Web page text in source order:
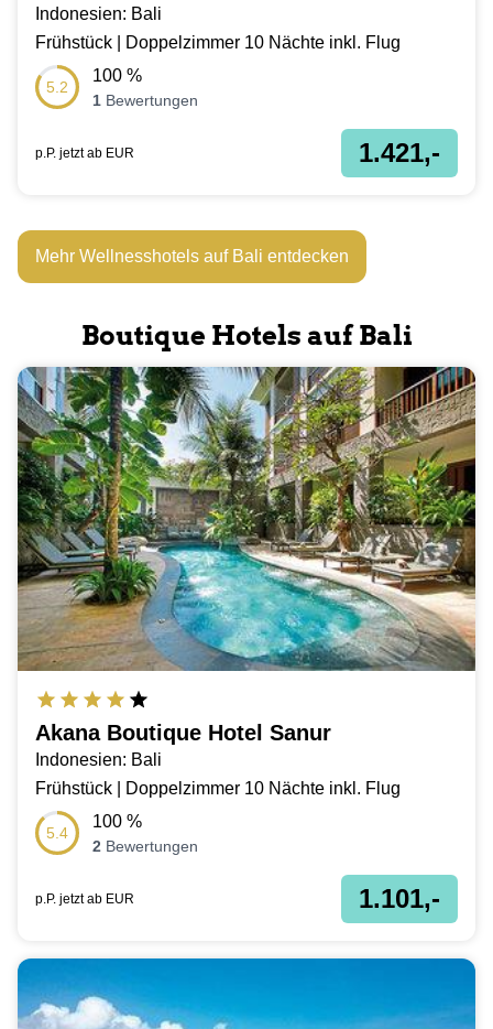
Indonesien: Bali
Frühstück | Doppelzimmer 10 Nächte inkl. Flug
5.2
100 %
1 Bewertungen
p.P. jetzt ab EUR 1.421,-
Mehr Wellnesshotels auf Bali entdecken
Boutique Hotels auf Bali
Akana Boutique Hotel Sanur
Indonesien: Bali
Frühstück | Doppelzimmer 10 Nächte inkl. Flug
5.4
100 %
2 Bewertungen
p.P. jetzt ab EUR 1.101,-